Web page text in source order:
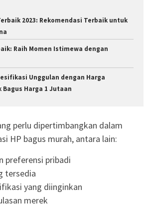
2023: Rekomendasi Terbaik untuk
Raih Momen Istimewa dengan
Unggulan dengan Harga
Bagus Harga 1 Jutaan
perlu dipertimbangkan dalam
HP bagus murah, antara lain:
preferensi pribadi
tersedia
yang diinginkan
merek